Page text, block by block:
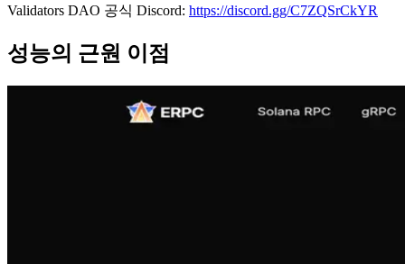
Validators DAO 공식 Discord: https://discord.gg/C7ZQSrCkYR
성능의 근원 이점